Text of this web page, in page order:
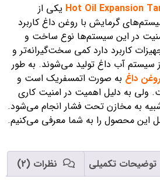
یکی از
گرمایش با روغن داغ کاربرد
در این سیستم‌ها نوع ساخت و
کاربرد دارد کمی سخت‌گیرانه‌تر و
سیستم آب داغ تولید می‌شوند. به طور
داغ به صورت اتمسفریک است و
به دلیل اهمیت در امنیت کاری
به مخازن تحت فشار انجام می‌شود.
این محصول را به شما معرفی می‌کنیم.
توضیحات تکمیلی نظرات (2)